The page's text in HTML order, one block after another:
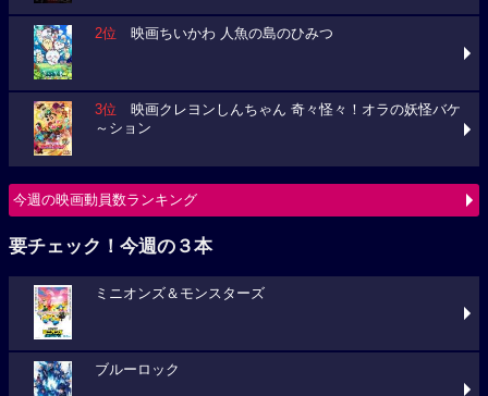
2位 映画ちいかわ 人魚の島のひみつ
3位 映画クレヨンしんちゃん 奇々怪々！オラの妖怪バケ
～ション
今週の映画動員数ランキング
要チェック！今週の３本
ミニオンズ＆モンスターズ
ブルーロック